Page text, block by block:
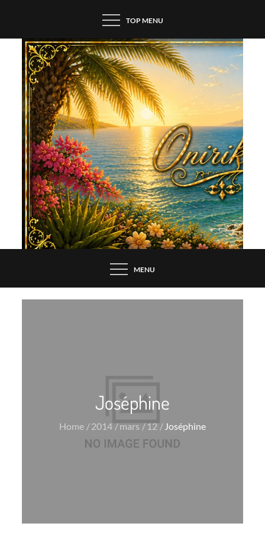
content
TOP MENU
MENU
Joséphine
Home 2014 mars 12 Joséphine